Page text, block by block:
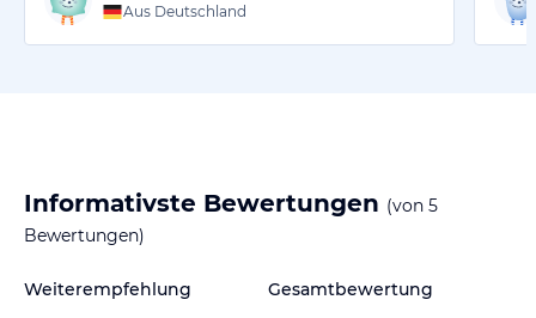
Aus Deutschland
Informativste Bewertungen (von 5
Bewertungen)
Weiterempfehlung Gesamtbewertung